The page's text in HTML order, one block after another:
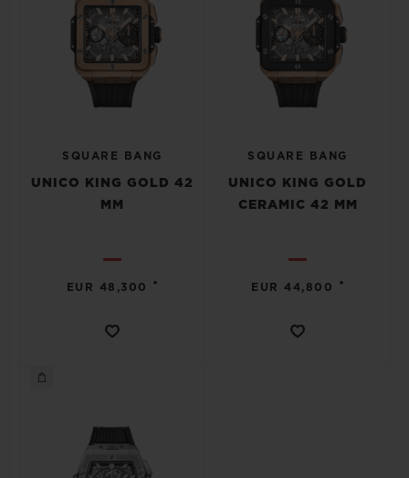
SQUARE BANG
UNICO KING GOLD 42
MM
EUR 48,300 •
SQUARE BANG
UNICO KING GOLD
CERAMIC 42 MM
EUR 44,800 •